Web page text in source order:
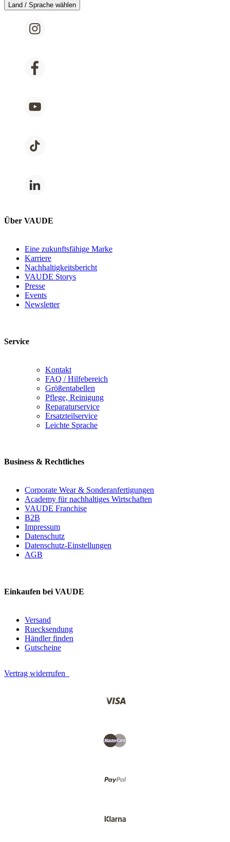
Land / Sprache wählen
Über VAUDE
Eine zukunftsfähige Marke
Karriere
Nachhaltigkeitsbericht
VAUDE Storys
Presse
Events
Newsletter
Service
Kontakt
FAQ / Hilfebereich
Größentabellen
Pflege, Reinigung
Reparaturservice
Ersatzteilservice
Leichte Sprache
Business & Rechtliches
Corporate Wear & Sonderanfertigungen
Academy für nachhaltiges Wirtschaften
VAUDE Franchise
B2B
Impressum
Datenschutz
Datenschutz-Einstellungen
AGB
Einkaufen bei VAUDE
Versand
Ruecksendung
Händler finden
Gutscheine
Vertrag widerrufen